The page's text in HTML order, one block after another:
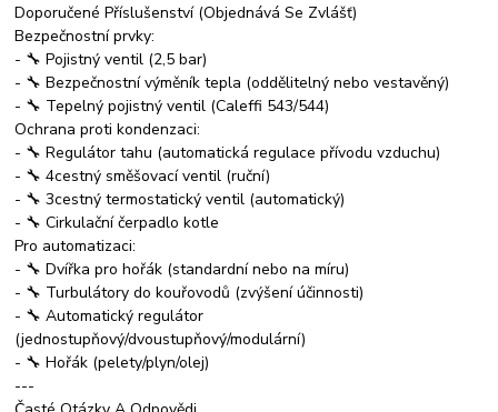
Doporučené Příslušenství (Objednává Se Zvlášť)
Bezpečnostní prvky:
- 🔧 Pojistný ventil (2,5 bar)
- 🔧 Bezpečnostní výměník tepla (oddělitelný nebo vestavěný)
- 🔧 Tepelný pojistný ventil (Caleffi 543/544)
Ochrana proti kondenzaci:
- 🔧 Regulátor tahu (automatická regulace přívodu vzduchu)
- 🔧 4cestný směšovací ventil (ruční)
- 🔧 3cestný termostatický ventil (automatický)
- 🔧 Cirkulační čerpadlo kotle
Pro automatizaci:
- 🔧 Dvířka pro hořák (standardní nebo na míru)
- 🔧 Turbulátory do kouřovodů (zvýšení účinnosti)
- 🔧 Automatický regulátor
(jednostupňový/dvoustupňový/modulární)
- 🔧 Hořák (pelety/plyn/olej)
---